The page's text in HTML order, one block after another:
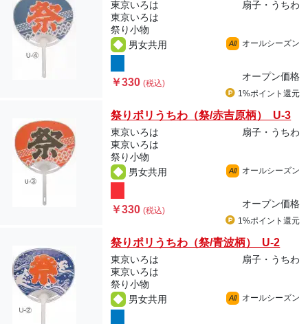
東京いろは
扇子・うちわ
東京いろは
祭り小物
男女共用
All オールシーズン
￥330(税込)
オープン価格
1%ポイント 還元
祭りポリうちわ（祭/赤吉原柄） U-3
東京いろは
扇子・うちわ
東京いろは
祭り小物
男女共用
All オールシーズン
￥330(税込)
オープン価格
1%ポイント 還元
祭りポリうちわ（祭/青波柄） U-2
東京いろは
扇子・うちわ
東京いろは
祭り小物
男女共用
All オールシーズン